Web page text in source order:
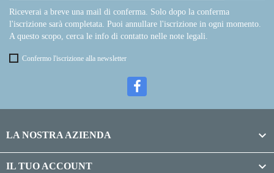
Riceverai a breve una mail di conferma. Solo dopo la conferma
l'iscrizione sarà completata. Puoi annullare l'iscrizione in ogni momento.
A questo scopo, cerca le info di contatto nelle note legali.
Confermo l'iscrizione alla newsletter
LA NOSTRA AZIENDA 
IL TUO ACCOUNT 